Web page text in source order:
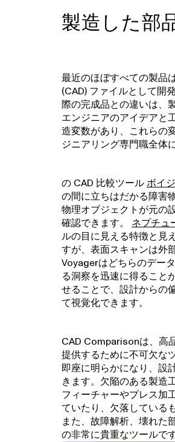
製造した部
最近のほぼすべての製品
(CAD) ファイルとして開
際の完成品との違いは、
エンジニアのアイデアと
造変数があり、これらの
ジニアリング専門職全体
の CAD 比較ツールボイ
の間に立ちはだかる障害
物理オブジェクトが元の
確認できます。 ネプチュ
ルの目に見える特徴と見
すが、表面スキャンは外
Voyagerはどちらのデー
る洞察を迅速に得ること
せることで、設計からの
て視覚化できます。
CAD Comparisonは、高
提供するために不可欠な
即座に明らかになり、設
きます。欠陥のある製造
フィーチャーやプレス加
ていたり、欠落している
また、故障解析、壊れた
の非常に貴重なツールです